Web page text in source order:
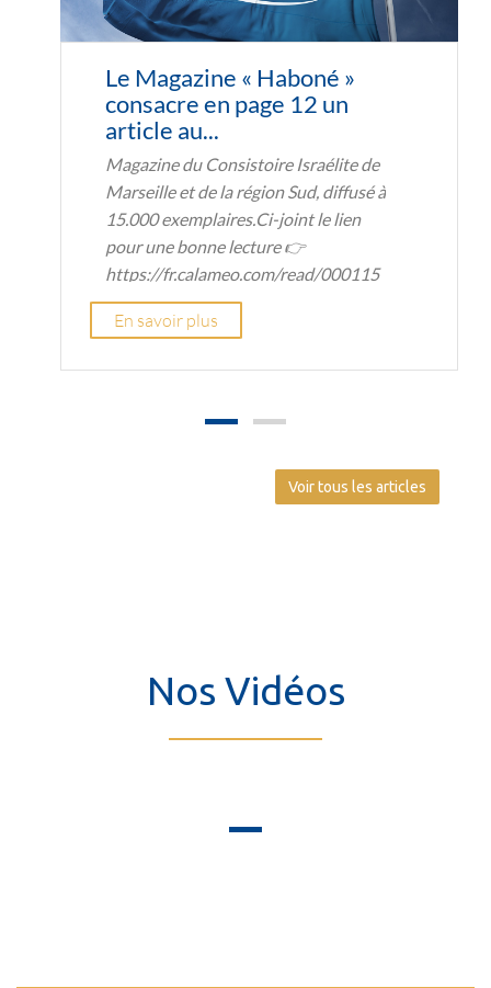
Le Magazine « Haboné »
consacre en page 12 un
article au...
Magazine du Consistoire Israélite de
Marseille et de la région Sud, diffusé à
15.000 exemplaires.Ci-joint le lien
pour une bonne lecture 👉
https://fr.calameo.com/read/000115
8254d194552204f
En savoir plus
Voir tous les articles
Nos Vidéos